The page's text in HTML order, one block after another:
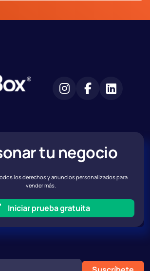
tu negocio
los derechos y anuncios personalizados para
vender más.
Iniciar prueba gratuita